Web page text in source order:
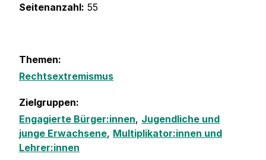
Seitenanzahl: 55
Themen:
Rechtsextremismus
Zielgruppen:
Engagierte Bürger:innen, Jugendliche und
junge Erwachsene, Multiplikator:innen und
Lehrer:innen